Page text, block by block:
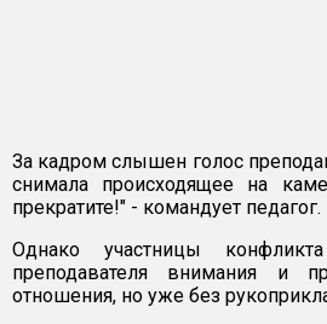
За кадром слышен голос
снимала происходящее на
прекратите!" - командует педагог.
Однако участницы
преподавателя внимания и
отношения, но уже без